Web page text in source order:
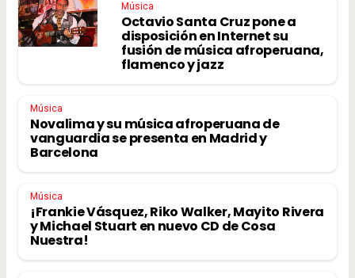
Música
Octavio Santa Cruz pone a
disposición en Internet su
fusión de música afroperuana,
flamenco y jazz
Música
Novalima y su música afroperuana de
vanguardia se presenta en Madrid y
Barcelona
Música
¡Frankie Vásquez, Riko Walker, Mayito Rivera
y Michael Stuart en nuevo CD de Cosa
Nuestra!